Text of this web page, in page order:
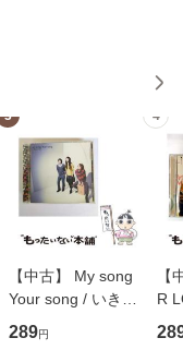
3
【中古】 My song
Your song / いきも
のがかり / [CD]
【メール便送料無
289円
4
【
R
産